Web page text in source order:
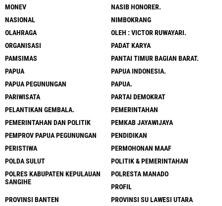
MONEV
NASIB HONORER.
NASIONAL
NIMBOKRANG
OLAHRAGA
OLEH : VICTOR RUWAYARI.
ORGANISASI
PADAT KARYA
PAMSIMAS
PANTAI TIMUR BAGIAN BARAT.
PAPUA
PAPUA INDONESIA.
PAPUA PEGUNUNGAN
PAPUA.
PARIWISATA
PARTAI DEMOKRAT
PELANTIKAN GEMBALA.
PEMERINTAHAN
PEMERINTAHAN DAN POLITIK
PEMKAB JAYAWIJAYA
PEMPROV PAPUA PEGUNUNGAN
PENDIDIKAN
PERISTIWA
PERMOHONAN MAAF
POLDA SULUT
POLITIK & PEMERINTAHAN
POLRES KABUPATEN KEPULAUAN
SANGIHE
POLRESTA MANADO
PROFIL
PROVINSI BANTEN
PROVINSI SU LAWESI UTARA